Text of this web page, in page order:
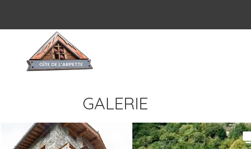
GALERIE